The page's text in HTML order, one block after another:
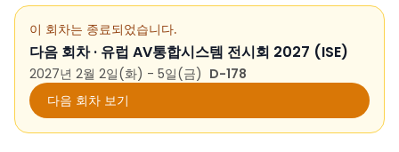
이 회차는 종료되었습니다.
다음 회차 · 유럽 AV통합시스템 전시회 2027 (ISE)
2027년 2월 2일(화) - 5일(금) D-178
다음 회차 보기